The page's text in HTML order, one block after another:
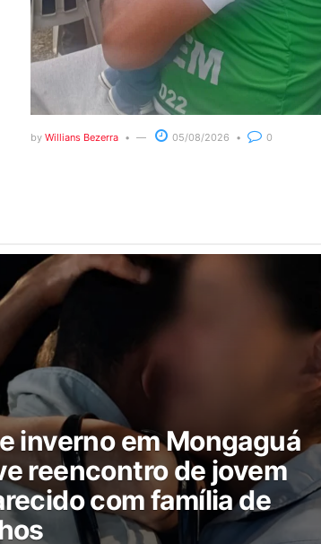
by Willians Bezerra 05/08/2026 0
inverno em Mongaguá
reencontro de jovem
com família de